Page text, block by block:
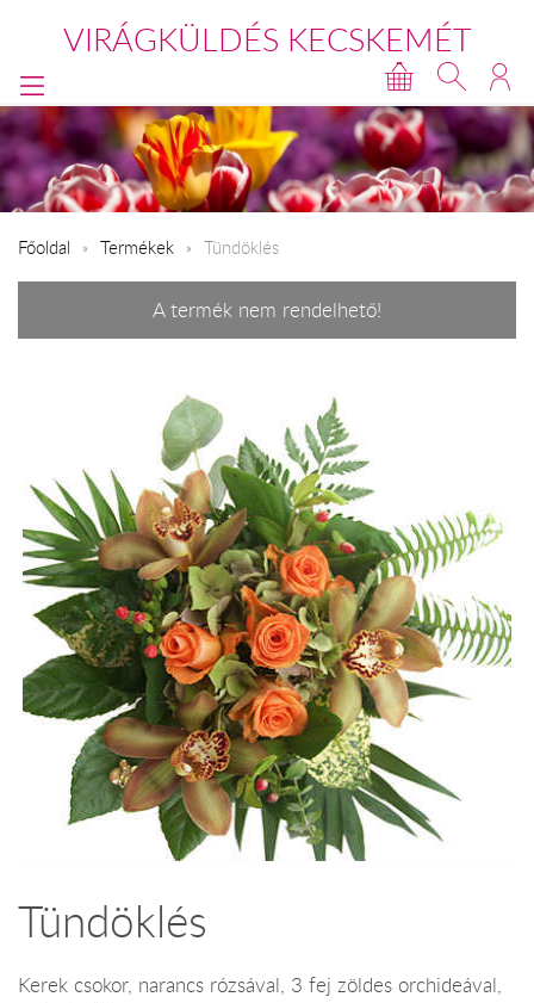
VIRÁGKÜLDÉS KECSKEMÉT
Főoldal Termékek Tündöklés
A termék nem rendelhető!
Tündöklés
Kerek csokor, narancs rózsával, 3 fej zöldes orchideával,